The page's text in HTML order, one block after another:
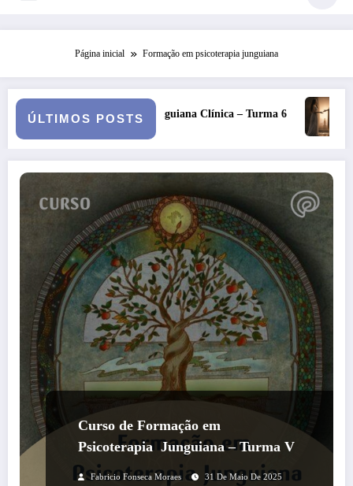
Página inicial Formação em psicoterapia junguiana
ÚLTIMOS POSTS
Clínica – Turma 6 Kore, Deméter e o inverno: a
Curso de Formação em
Psicoterapia Junguiana – Turma V
Fabricio Fonseca Moraes 31 De Maio De 2025